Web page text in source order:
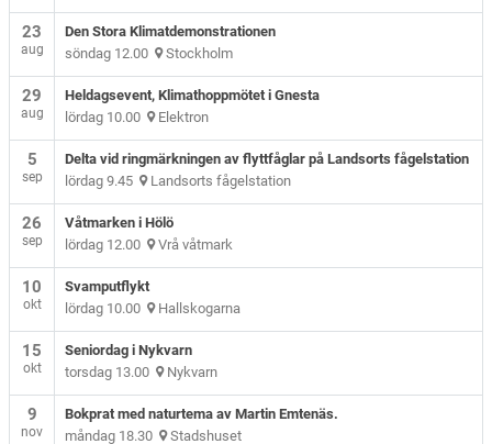
23
aug
Den Stora Klimatdemonstrationen
söndag 12.00 Stockholm
29
aug
Heldagsevent, Klimathoppmötet i Gnesta
lördag 10.00 Elektron
5
sep
Delta vid ringmärkningen av flyttfåglar på Landsorts fågelstation
lördag 9.45 Landsorts fågelstation
26
sep
Våtmarken i Hölö
lördag 12.00 Vrå våtmark
10
okt
Svamputflykt
lördag 10.00 Hallskogarna
15
okt
Seniordag i Nykvarn
torsdag 13.00 Nykvarn
9
nov
Bokprat med naturtema av Martin Emtenäs.
måndag 18.30 Stadshuset